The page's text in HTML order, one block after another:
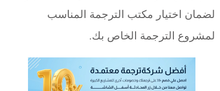
لضمان اختيار مكتب الترجمة المناسب
لمشروع الترجمة الخاص بك.